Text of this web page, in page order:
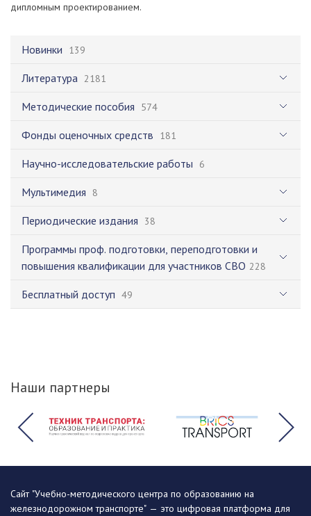
Новинки 139
Литература 2181
Методические пособия 574
Фонды оценочных средств 181
Научно-исследовательские работы 6
Мультимедия 8
Периодические издания 38
Программы проф. подготовки, переподготовки и
повышения квалификации для участников СВО 228
Бесплатный доступ 49
дипломным проектированием.
Наши партнеры
Сайт "Учебно-методического центра по образованию на
железнодорожном транспорте" — это цифровая платформа для